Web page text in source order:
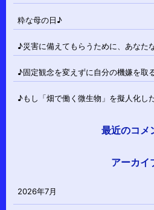
粋な母の日♪
♪災害に備えてもらうために、あなた
♪固定観念を変えずに自分の機嫌を取
♪もし「畑で働く微生物」を擬人化し
最近のコメ
アーカイ
2026年7月